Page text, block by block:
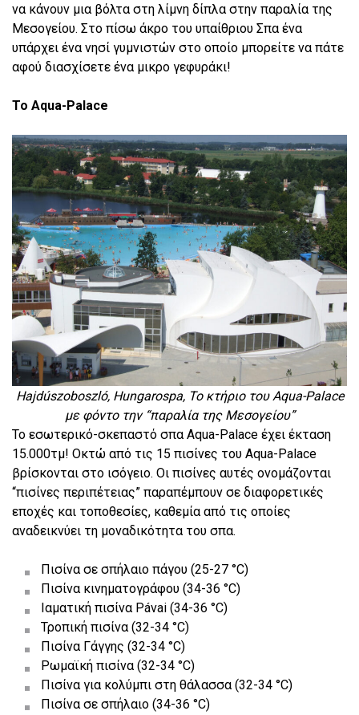
να κάνουν μια βόλτα στη λίμνη δίπλα στην παραλία της
Μεσογείου. Στο πίσω άκρο του υπαίθριου Σπα ένα
υπάρχει ένα νησί γυμνιστών στο οποίο μπορείτε να πάτε
αφού διασχίσετε ένα μικρο γεφυράκι!
Το Aqua-Palace
Hajdúszoboszló, Hungarospa, Το κτήριο του Aqua-Palace
με φόντο την “παραλία της Μεσογείου”
Το εσωτερικό-σκεπαστό σπα Aqua-Palace έχει έκταση
15.000τμ! Οκτώ από τις 15 πισίνες του Aqua-Palace
βρίσκονται στο ισόγειο. Οι πισίνες αυτές ονομάζονται
“πισίνες περιπέτειας” παραπέμπουν σε διαφορετικές
εποχές και τοποθεσίες, καθεμία από τις οποίες
αναδεικνύει τη μοναδικότητα του σπα.
Πισίνα σε σπήλαιο πάγου (25-27 °C)
Πισίνα κινηματογράφου (34-36 °C)
Ιαματική πισίνα Pávai (34-36 °C)
Τροπική πισίνα (32-34 °C)
Πισίνα Γάγγης (32-34 °C)
Ρωμαϊκή πισίνα (32-34 °C)
Πισίνα για κολύμπι στη θάλασσα (32-34 °C)
Πισίνα σε σπήλαιο (34-36 °C)